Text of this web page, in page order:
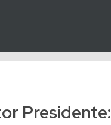
Presidente: